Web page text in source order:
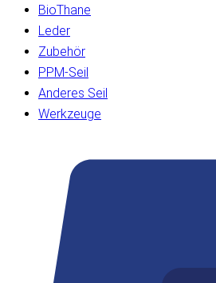
BioThane
Leder
Zubehör
PPM-Seil
Anderes Seil
Werkzeuge